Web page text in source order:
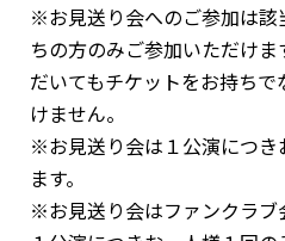
※お見送り会へのご参加は該
ちの方のみご参加いただけ
だいてもチケットをお持ち
けません。
※お見送り会は１公演につき
ます。
※お見送り会はファンクラブ